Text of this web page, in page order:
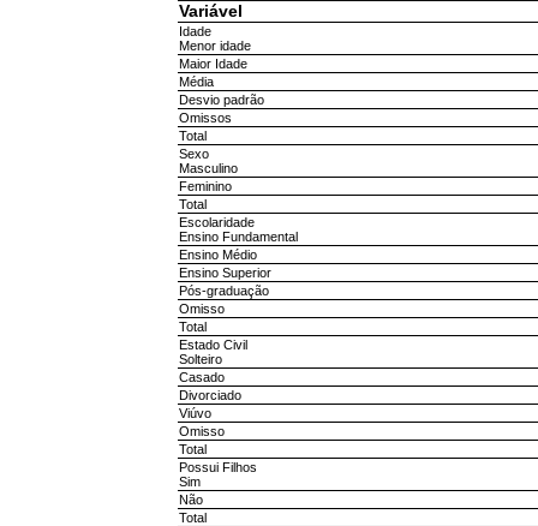
Variável
Idade
Menor idade
Maior Idade
Média
Desvio padrão
Omissos
Total
Sexo
Masculino
Feminino
Total
Escolaridade
Ensino Fundamental
Ensino Médio
Ensino Superior
Pós-graduação
Omisso
Total
Estado Civil
Solteiro
Casado
Divorciado
Viúvo
Omisso
Total
Possui Filhos
Sim
Não
Total